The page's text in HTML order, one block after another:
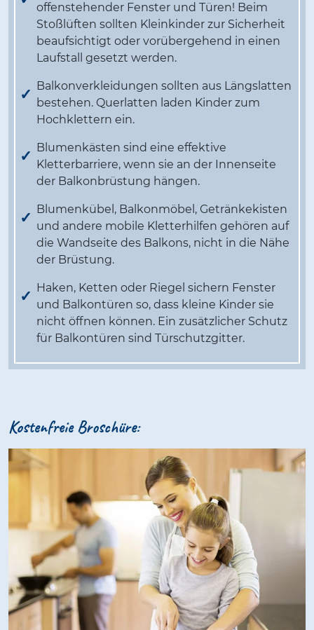
offenstehender Fenster und Türen! Beim
Stoßlüften sollten Kleinkinder zur Sicherheit
beaufsichtigt oder vorübergehend in einen
Laufstall gesetzt werden.
Balkonverkleidungen sollten aus Längslatten
bestehen. Querlatten laden Kinder zum
Hochklettern ein.
Blumenkästen sind eine effektive
Kletterbarriere, wenn sie an der Innenseite
der Balkonbrüstung hängen.
Blumenkübel, Balkonmöbel, Getränkekisten
und andere mobile Kletterhilfen gehören auf
die Wandseite des Balkons, nicht in die Nähe
der Brüstung.
Haken, Ketten oder Riegel sichern Fenster
und Balkontüren so, dass kleine Kinder sie
nicht öffnen können. Ein zusätzlicher Schutz
für Balkontüren sind Türschutzgitter.
Kostenfreie Broschüre: